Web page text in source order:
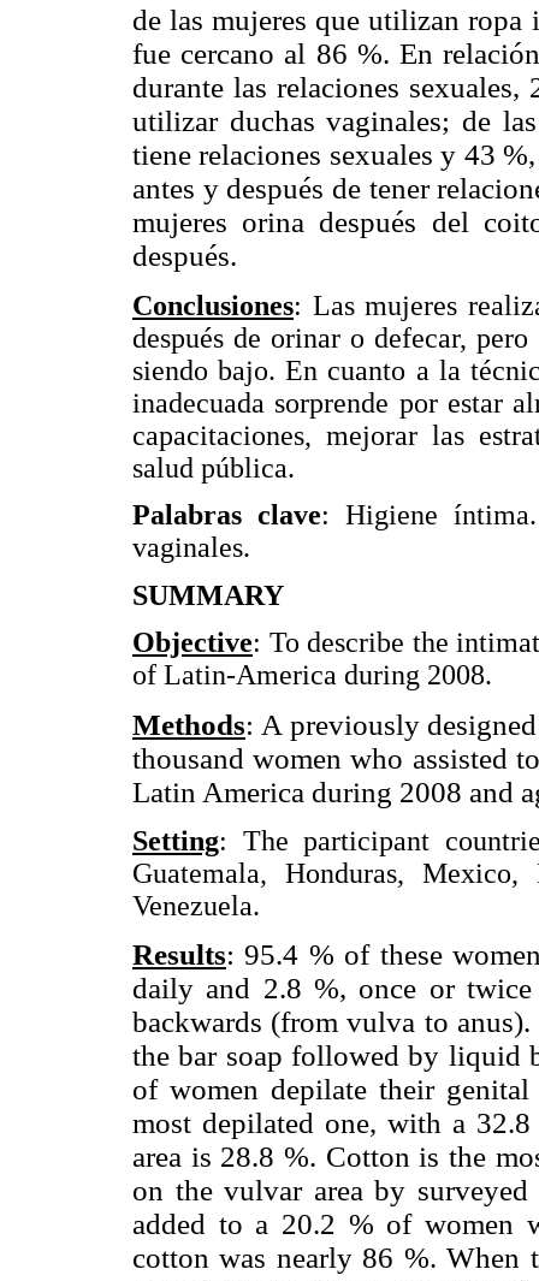
de las mujeres que utilizan
fue cercano al 86 %. En
durante las relaciones sexuales,
utilizar duchas vaginales; de
tiene relaciones sexuales y 43
antes y después de tener
mujeres orina después del
después.
Conclusiones: Las mujeres
después de orinar o defecar,
siendo bajo. En cuanto a la
inadecuada sorprende por estar
capacitaciones, mejorar las
salud pública.
Palabras clave: Higiene
vaginales.
SUMMARY
Objective: To describe the
of Latin-America during 2008.
Methods: A previously
thousand women who assisted
Latin America during 2008 and
Setting: The participant
Guatemala, Honduras,
Venezuela.
Results: 95.4 % of these
daily and 2.8 %, once or
backwards (from vulva to
the bar soap followed by liquid
of women depilate their
most depilated one, with a
area is 28.8 %. Cotton is the
on the vulvar area by
added to a 20.2 % of women
cotton was nearly 86 %. When